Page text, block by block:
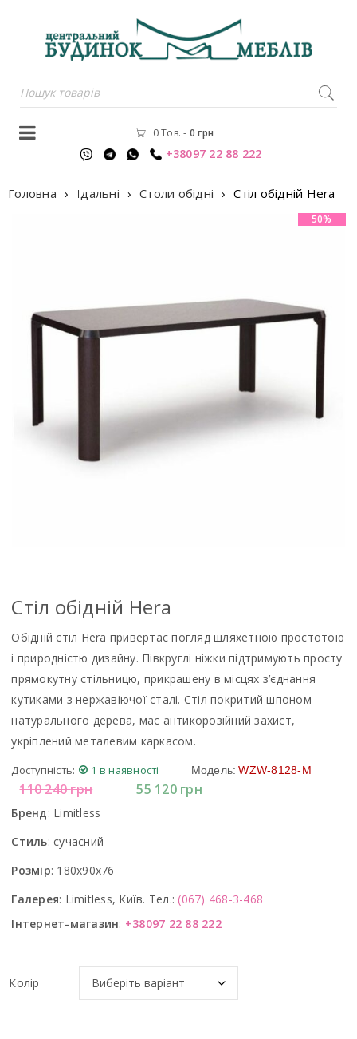
0 Тов. - 0грн
+38097 22 88 222
Головна › Їдальні › Столи обідні › Стiл обiднiй Hera
50%
Стiл обiднiй Hera
Обідній стіл Hera привертає погляд шляхетною простотою
і природністю дизайну. Півкруглі ніжки підтримують просту
прямокутну стільницю, прикрашену в місцях з’єднання
кутиками з нержавіючої сталі. Стіл покритий шпоном
натурального дерева, має антикорозійний захист,
укріплений металевим каркасом.
Доступність: 1 в наявності Модель: WZW-8128-M
110 240грн 55 120 грн
Бренд: Limitless
Стиль: сучасний
Розмір: 180x90x76
Галерея: Limitless, Київ. Тел.: (067) 468-3-468
Інтернет-магазин: +38097 22 88 222
Колір